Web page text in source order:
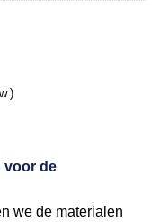
voor de
we de materialen